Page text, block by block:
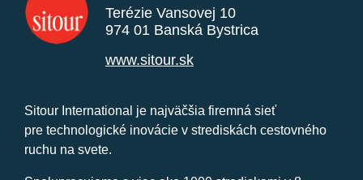
Terézie Vansovej 10
974 01 Banská Bystrica
www.sitour.sk
Sitour International je najväčšia firemná sieť
pre technologické inovácie v strediskách cestovného
ruchu na svete.